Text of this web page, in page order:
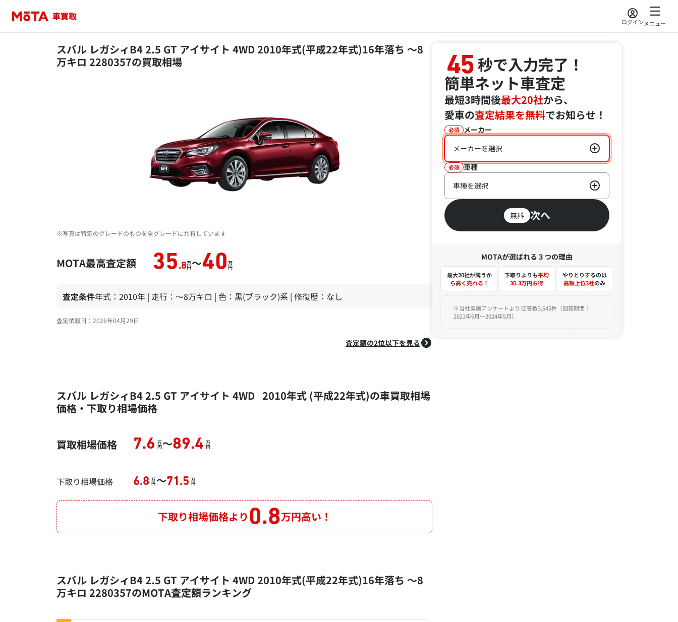
ログインメニュー
スバル レガシィB4 2.5 GT アイサイト 4WD 2010年式(平成22年式)16年落ち ～8
万キロ 2280357の買取相場
※写真は特定のグレードのものを全グレードに共有しています
MOTA最高査定額 35 .8万
円～40 万
円
査定条件年式：2010年 | 走行：～8万キロ | 色：黒(ブラック)系 | 修復歴：なし
査定依頼日：2026年04月29日
査定額の2位以下を見る
スバル レガシィB4 2.5 GT アイサイト 4WD 2010年式 (平成22年式)の車買取相場
価格・下取り相場価格
買取相場価格 7.6 万
円～89.4 万
円
下取り相場価格 6.8 万
円 ～71.5 万
円
下取り相場価格より0.8万円高い！
スバル レガシィB4 2.5 GT アイサイト 4WD 2010年式(平成22年式)16年落ち ～8
万キロ 2280357のMOTA査定額ランキング
45秒で入力完了！
簡単ネット車査定
最短3時間後最大20社から、
愛車の査定結果を無料でお知らせ！
必須 メーカー
メーカーを選択
必須 車種
車種を選択
無料 次へ
MOTAが選ばれる３つの理由
最大20社が競うか
ら高く売れる！
下取りよりも平均
30.3万円お得
やりとりするのは
高額上位3社のみ
※当社実施アンケートより 回答数3,645件（回答期間：
2023年6月～2024年5月）